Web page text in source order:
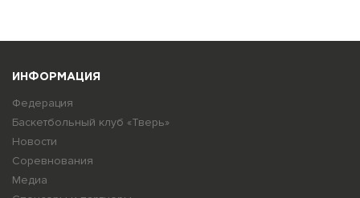
ИНФОРМАЦИЯ
Федерация
Баскетбольный клуб «Тверь»
Новости
Соревнования
Медиа